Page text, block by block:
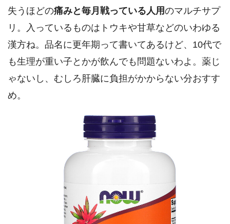
失うほどの痛みと毎月戦っている人用のマルチサプ
リ。入っているものはトウキや甘草などのいわゆる
漢方ね。品名に更年期って書いてあるけど、10代で
も生理が重い子とかが飲んでも問題ないわよ。薬じ
ゃないし、むしろ肝臓に負担がかからない分おすす
め。